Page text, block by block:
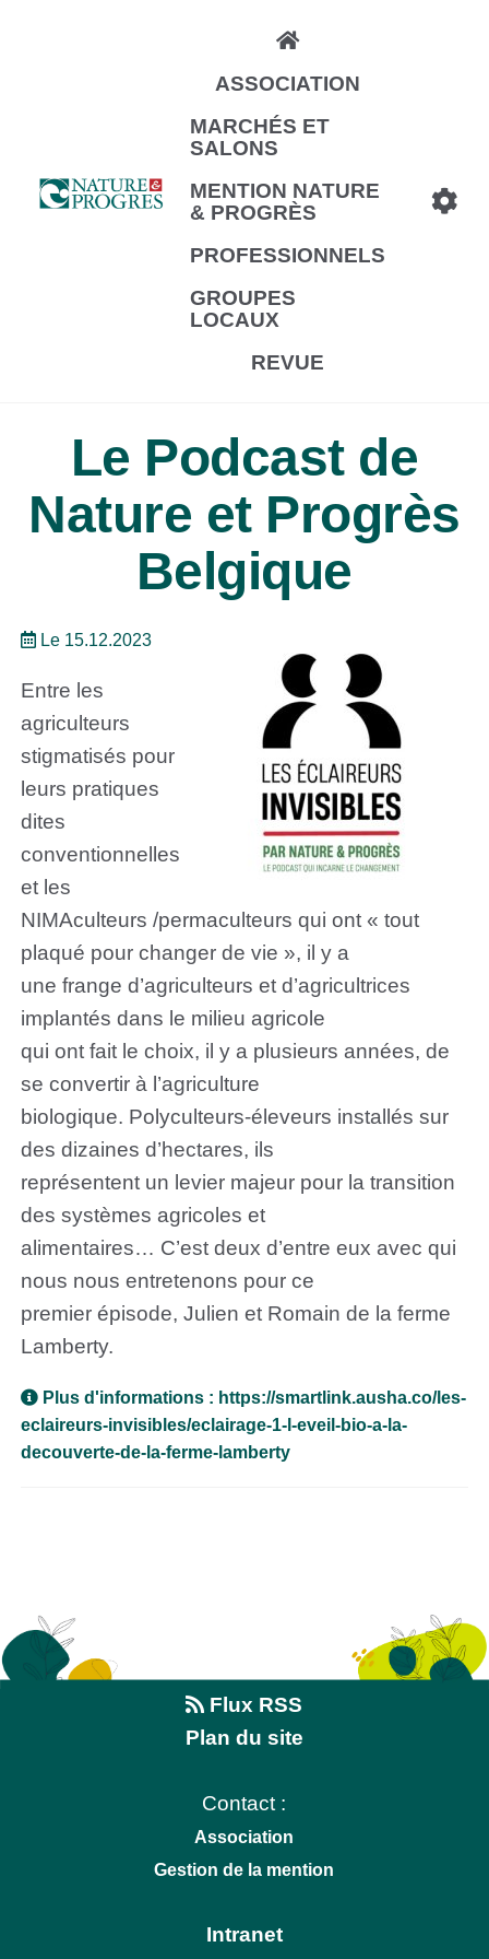
ASSOCIATION
MARCHÉS ET
SALONS
MENTION NATURE
& PROGRÈS
PROFESSIONNELS
GROUPES
LOCAUX
REVUE
Le Podcast de
Nature et Progrès
Belgique
Le 15.12.2023
Entre les
agriculteurs
stigmatisés pour
leurs pratiques
dites
conventionnelles
et les
NIMAculteurs /permaculteurs qui ont « tout
plaqué pour changer de vie », il y a
une frange d’agriculteurs et d’agricultrices
implantés dans le milieu agricole
qui ont fait le choix, il y a plusieurs années, de
se convertir à l’agriculture
biologique. Polyculteurs-éleveurs installés sur
des dizaines d’hectares, ils
représentent un levier majeur pour la transition
des systèmes agricoles et
alimentaires… C’est deux d’entre eux avec qui
nous nous entretenons pour ce
premier épisode, Julien et Romain de la ferme
Lamberty.
Plus d'informations : https://smartlink.ausha.co/les-
eclaireurs-invisibles/eclairage-1-l-eveil-bio-a-la-
decouverte-de-la-ferme-lamberty
Flux RSS
Plan du site
Contact :
Association
Gestion de la mention
Intranet